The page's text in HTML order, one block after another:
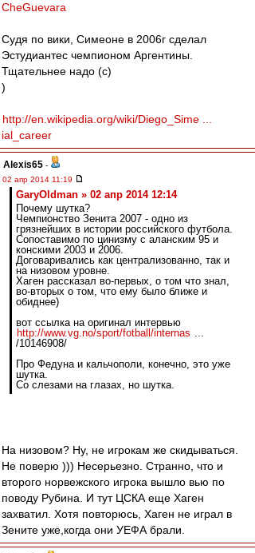
CheGuevara
Судя по вики, Симеоне в 2006г сделал
Эстудиантес чемпионом Аргентины.
Тщательнее надо (с)
)
http://en.wikipedia.org/wiki/Diego_Sime ...
ial_career
Alexis65 -
02 апр 2014 11:19
GaryOldman » 02 апр 2014 12:14
Почему шутка?
Чемпионство Зенита 2007 - одно из
грязнейших в истории российского футбола.
Сопоставимо по цинизму с аланским 95 и
конскими 2003 и 2006.
Договаривались как централизованно, так и
на низовом уровне.
Хаген рассказал во-первых, о том что знал,
во-вторых о том, что ему было ближе и
обиднее)
вот ссылка на оригинал интервью
http://www.vg.no/sport/fotball/internas ...
/10146908/
Про Федуна и кальчополи, конечно, это уже
шутка.
Со слезами на глазах, но шутка.
На низовом? Ну, не игрокам же скидываться.
Не поверю ))) Несерьезно. Странно, что и
второго норвежского игрока вышло вью по
поводу Рубина. И тут ЦСКА еще Хаген
захватил. Хотя повторюсь, Хаген не играл в
Зените уже,когда они УЕФА брали.